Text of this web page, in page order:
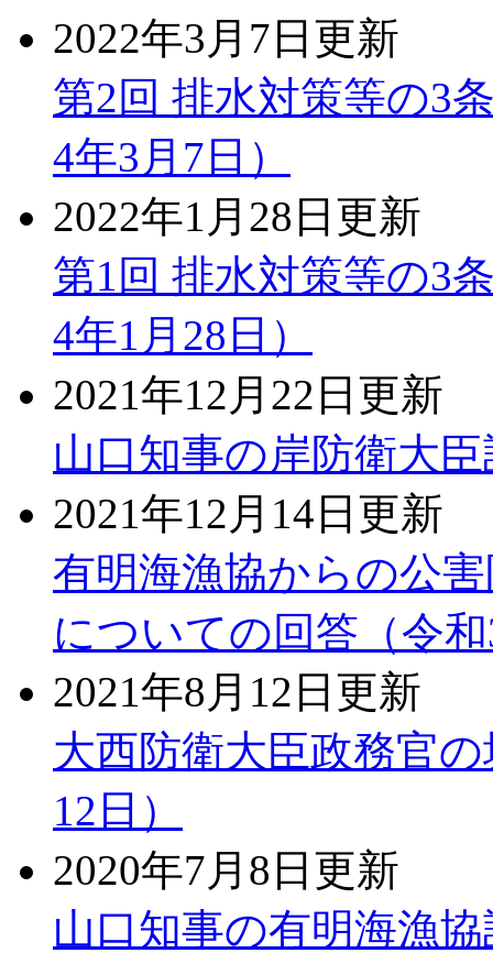
2022年3月7日更新
第2回 排水対策等の3
4年3月7日）
2022年1月28日更新
第1回 排水対策等の3
4年1月28日）
2021年12月22日更新
山口知事の岸防衛大
2021年12月14日更新
有明海漁協からの公
についての回答（令
2021年8月12日更新
大西防衛大臣政務官
12日）
2020年7月8日更新
山口知事の有明海漁